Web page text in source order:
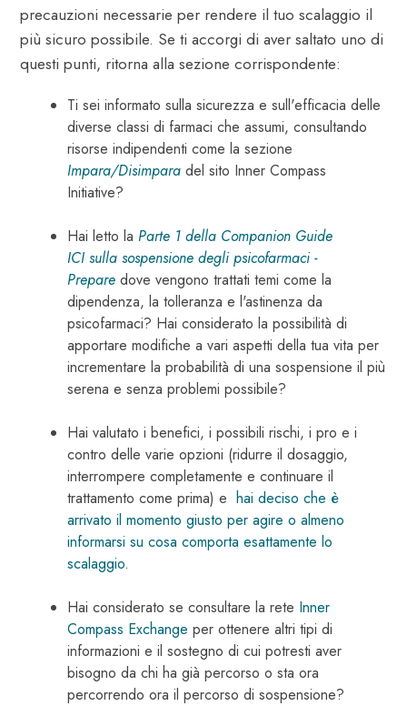
precauzioni necessarie per rendere il tuo scalaggio il
più sicuro possibile. Se ti accorgi di aver saltato uno di
questi punti, ritorna alla sezione corrispondente:
Ti sei informato sulla sicurezza e sull'efficacia delle
diverse classi di farmaci che assumi, consultando
risorse indipendenti come la sezione
Impara/Disimpara del sito Inner Compass
Initiative?
Hai letto laParte 1 della Companion Guide
ICI sulla sospensione degli psicofarmaci -
Prepare dove vengono trattati temi come la
dipendenza, la tolleranza e l'astinenza da
psicofarmaci? Hai considerato la possibilità di
apportare modifiche a vari aspetti della tua vita per
incrementare la probabilità di una sospensione il più
serena e senza problemi possibile?
Hai valutato i benefici, i possibili rischi, i pro e i
contro delle varie opzioni (ridurre il dosaggio,
interrompere completamente e continuare il
trattamento come prima) ehai deciso che è
arrivato il momento giusto per agire o almeno
informarsi su cosa comporta esattamente lo
scalaggio.
Hai considerato se consultare la rete Inner
Compass Exchange per ottenere altri tipi di
informazioni e il sostegno di cui potresti aver
bisogno da chi ha già percorso o sta ora
percorrendo ora il percorso di sospensione?